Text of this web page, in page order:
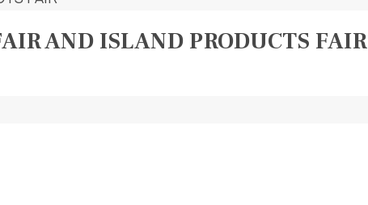
AND ISLAND PRODUCTS FAIR